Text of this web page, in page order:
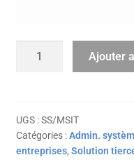
quantité
Mac
et
les
Ajouter
UGS :SS/MSIT
Catégories :Admin.
entreprises, Solution